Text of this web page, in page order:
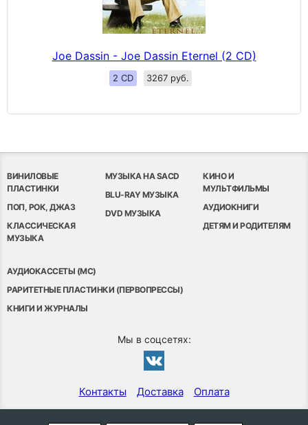
Joe Dassin - Joe Dassin Eternel (2 CD)
2 CD 3267 руб.
ВИНИЛОВЫЕ
ПЛАСТИНКИ
ПОП, РОК, ДЖАЗ
КЛАССИЧЕСКАЯ
МУЗЫКА
МУЗЫКА НА SACD
BLU-RAY МУЗЫКА
DVD МУЗЫКА
КИНО И
МУЛЬТФИЛЬМЫ
АУДИОКНИГИ
ДЕТЯМ И РОДИТЕЛЯМ
АУДИОКАССЕТЫ (MC)
РАРИТЕТНЫЕ ПЛАСТИНКИ (ПЕРВОПРЕССЫ)
КНИГИ И ЖУРНАЛЫ
Мы в соцсетях:
Контакты Доставка Оплата